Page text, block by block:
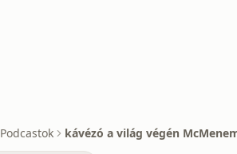
Podcastok kávézó a világ végén